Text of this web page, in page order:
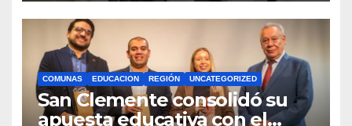
COMUNAS EDUCACION REGIÓN UNCATEGORIZED
San Clemente consolidó su
apuesta educativa con el